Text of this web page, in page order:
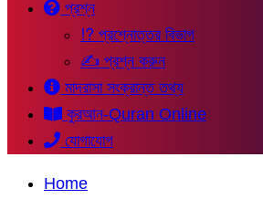
প্রশ্ন
⁉ প্রশ্নোত্তর বিভাগ
✍ প্রশ্ন করুন
মাদরাসা সংক্রান্ত তথ্য
কুরআন-Quran Online
যোগাযোগ
Home